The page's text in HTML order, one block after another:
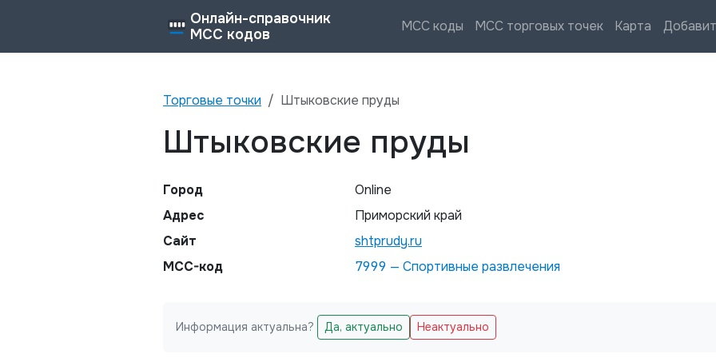
Онлайн-справочник
MCC кодов
MCC коды MCC торговых точек Карта
Торговые точки Штыковские пруды
Штыковские пруды
Город
Online
Адрес
Приморский край
Сайт
shtprudy.ru
MCC-код
7999 — Спортивные развлечения
Не заполняйте это поле
Информация актуальна? Да, актуально Неактуально